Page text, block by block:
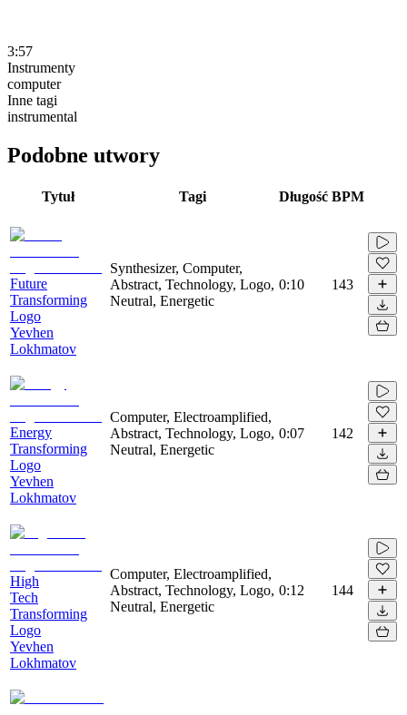
3:57
Instrumenty
computer
Inne tagi
instrumental
Podobne utwory
Tytuł Tagi Długość BPM
Future
Transforming
Logo
Yevhen
Lokhmatov
Synthesizer, Computer,
Abstract, Technology, Logo,
Neutral, Energetic
0:10 143
Energy
Transforming
Logo
Yevhen
Lokhmatov
Computer, Electroamplified,
Abstract, Technology, Logo,
Neutral, Energetic
0:07 142
High
Tech
Transforming
Logo
Yevhen
Lokhmatov
Computer, Electroamplified,
Abstract, Technology, Logo,
Neutral, Energetic
0:12 144